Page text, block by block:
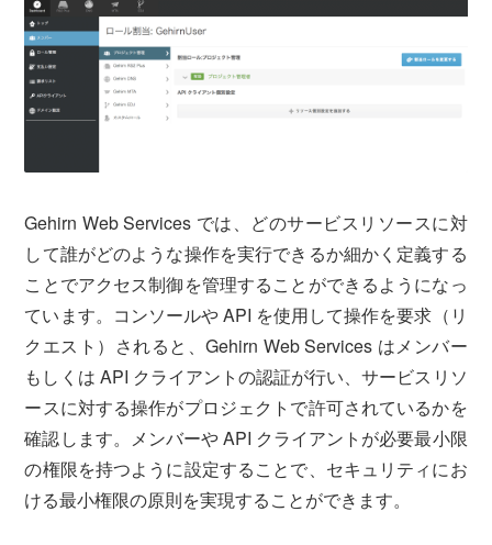
Gehirn Web Services では、どのサービスリソースに対
して誰がどのような操作を実行できるか細かく定義する
ことでアクセス制御を管理することができるようになっ
ています。コンソールや API を使用して操作を要求（リ
クエスト）されると、Gehirn Web Services はメンバー
もしくは API クライアントの認証が行い、サービスリソ
ースに対する操作がプロジェクトで許可されているかを
確認します。メンバーや API クライアントが必要最小限
の権限を持つように設定することで、セキュリティにお
ける最小権限の原則を実現することができます。